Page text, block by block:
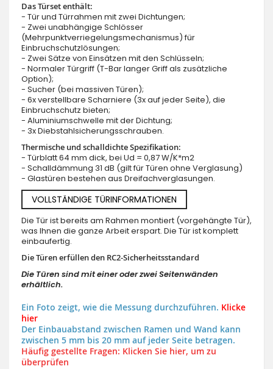
Das Türset enthält:
- Tür und Türrahmen mit zwei Dichtungen;
- Zwei unabhängige Schlösser
(Mehrpunktverriegelungsmechanismus) für
Einbruchschutzlösungen;
- Zwei Sätze von Einsätzen mit den Schlüsseln;
- Normaler Türgriff (T-Bar langer Griff als zusätzliche
Option);
- Sucher (bei massiven Türen);
- 6x verstellbare Scharniere (3x auf jeder Seite), die
Einbruchschutz bieten;
- Aluminiumschwelle mit der Dichtung;
- 3x Diebstahlsicherungsschrauben.
Thermische und schalldichte Spezifikation:
- Türblatt 64 mm dick, bei Ud = 0,87 W/K*m2
- Schalldämmung 31 dB (gilt für Türen ohne Verglasung)
- Glastüren bestehen aus Dreifachverglasungen.
VOLLSTÄNDIGE TÜRINFORMATIONEN
Die Tür ist bereits am Rahmen montiert (vorgehängte Tür),
was Ihnen die ganze Arbeit erspart. Die Tür ist komplett
einbaufertig.
Die Türen erfüllen den RC2-Sicherheitsstandard
Die Türen sind mit einer oder zwei Seitenwänden
erhältlich.
Ein Foto zeigt, wie die Messung durchzuführen. Klicke
hier
Der Einbauabstand zwischen Ramen und Wand kann
zwischen 5 mm bis 20 mm auf jeder Seite betragen.
Häufig gestellte Fragen: Klicken Sie hier, um zu
überprüfen